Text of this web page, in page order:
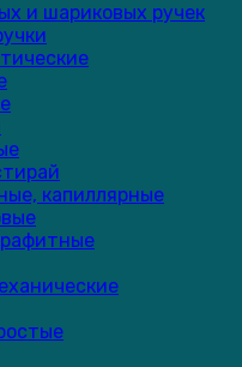
и шариковых ручек
капиллярные